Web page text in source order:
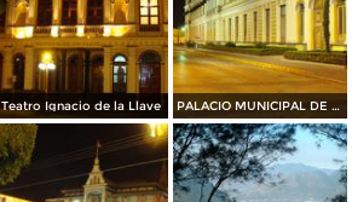
Teatro Ignacio de la Llave PALACIO MUNICIPAL DE ORIZABA